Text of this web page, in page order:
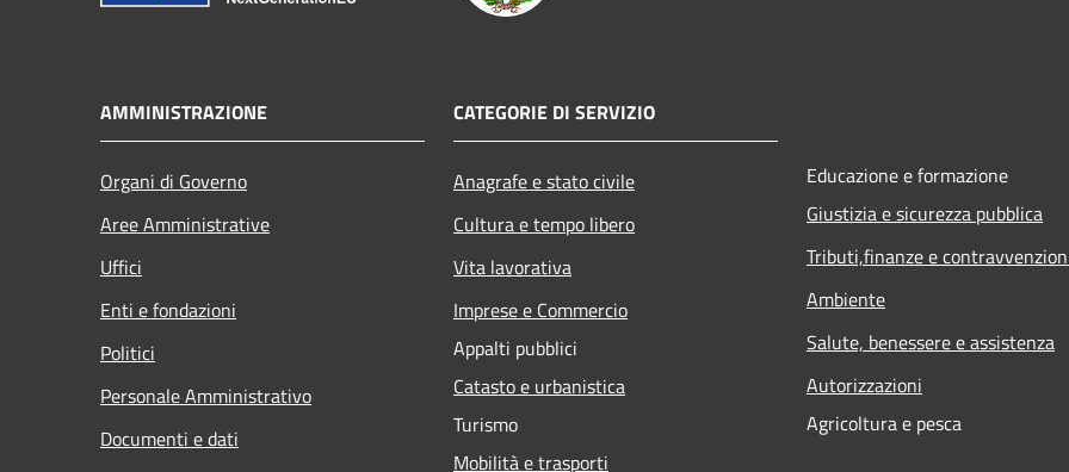
AMMINISTRAZIONE
Organi di Governo
Aree Amministrative
Uffici
Enti e fondazioni
Politici
Personale Amministrativo
Documenti e dati
CATEGORIE DI SERVIZIO
Anagrafe e stato civile
Cultura e tempo libero
Vita lavorativa
Imprese e Commercio
Appalti pubblici
Catasto e urbanistica
Turismo
Mobilità e trasporti
Educazione e formazione
Giustizia e sicurezza pubblica
Tributi,finanze e
Ambiente
Salute, benessere e assistenza
Autorizzazioni
Agricoltura e pesca